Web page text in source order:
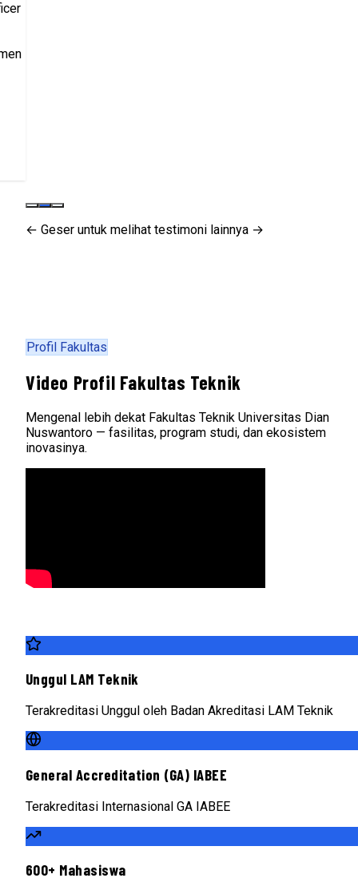
← Geser untuk melihat testimoni lainnya →
Profil Fakultas
Video Profil Fakultas Teknik
Mengenal lebih dekat Fakultas Teknik Universitas Dian
Nuswantoro — fasilitas, program studi, dan ekosistem
inovasinya.
Unggul LAM Teknik
Terakreditasi Unggul oleh Badan Akreditasi LAM Teknik
General Accreditation (GA) IABEE
Terakreditasi Internasional GA IABEE
600+ Mahasiswa